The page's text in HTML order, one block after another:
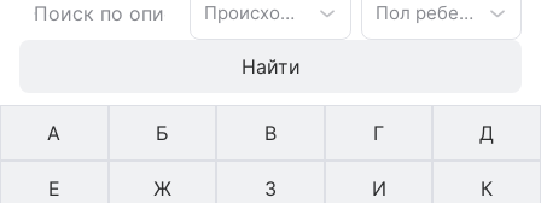
Происхождение имени Пол ребенка
Найти
А Б В Г Д
Е Ж З И К